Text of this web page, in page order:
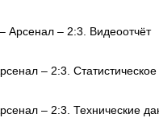
Арсенал – 2:3. Видеоотчёт
– 2:3.
– 2:3. Технические